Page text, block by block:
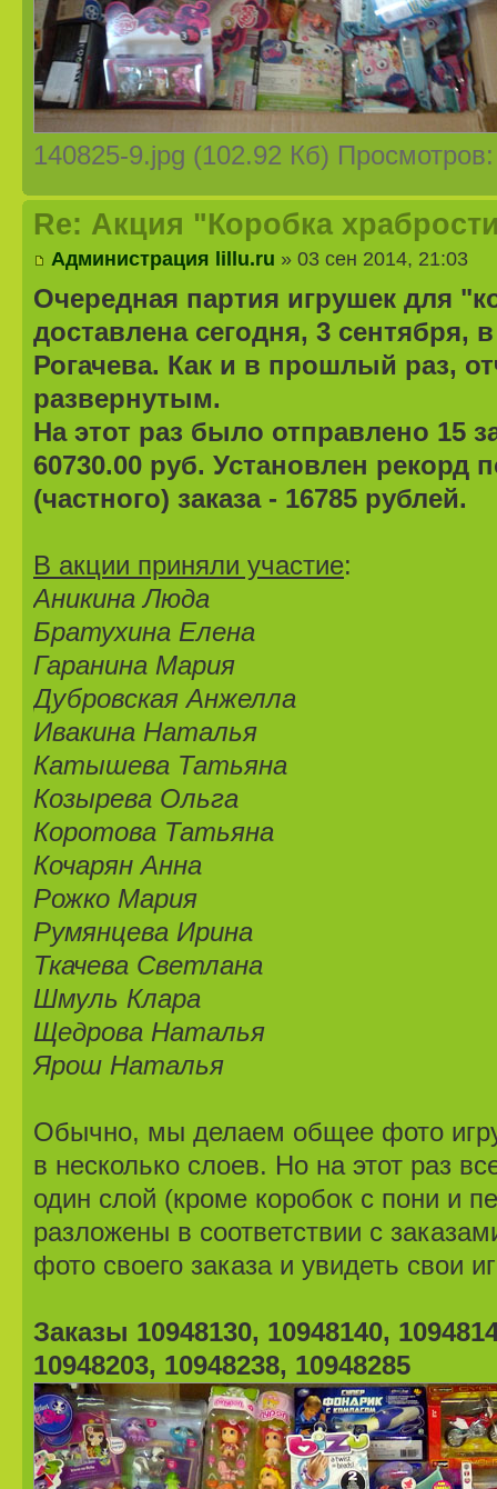
140825-9.jpg (102.92 Кб)
Re: Акция "Коробка
Администрация lillu.ru » 03 сен 2014, 21:03
Очередная партия игрушек для
доставлена сегодня, 3
Рогачева. Как и в прошлый раз,
развернутым.
На этот раз было отправлено 15
60730.00 руб. Установлен рекорд
(частного) заказа - 16785 рублей.
В акции приняли участие:
Аникина Люда
Братухина Елена
Гаранина Мария
Дубровская Анжелла
Ивакина Наталья
Катышева Татьяна
Козырева Ольга
Коротова Татьяна
Кочарян Анна
Рожко Мария
Румянцева Ирина
Ткачева Светлана
Шмуль Клара
Щедрова Наталья
Ярош Наталья
Обычно, мы делаем общее фото
в несколько слоев. Но на этот раз
один слой (кроме коробок с пони и
разложены в соответствии с
фото своего заказа и увидеть свои
Заказы 10948130, 10948140,
10948203, 10948238, 10948285